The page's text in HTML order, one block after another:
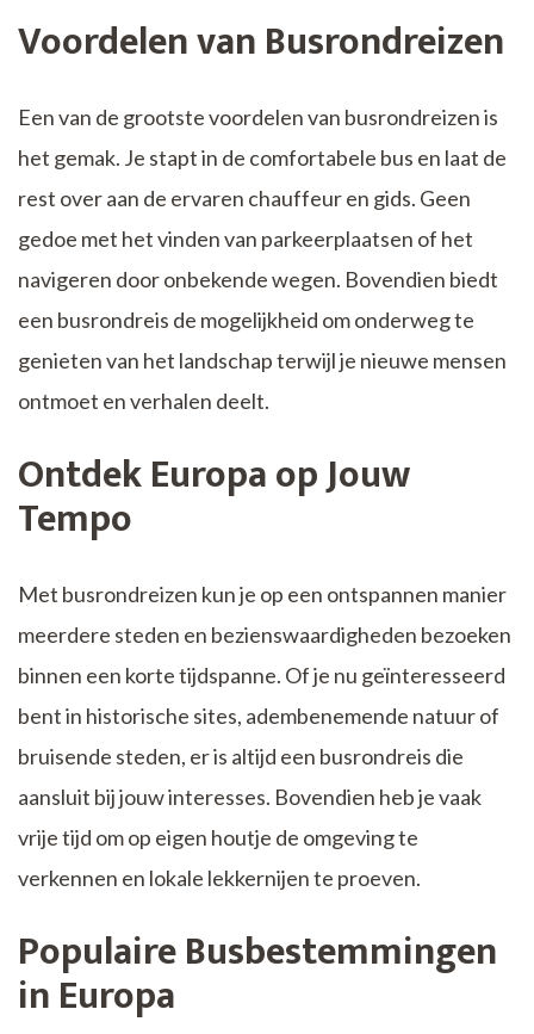
Voordelen van Busrondreizen
Een van de grootste voordelen van busrondreizen is
het gemak. Je stapt in de comfortabele bus en laat de
rest over aan de ervaren chauffeur en gids. Geen
gedoe met het vinden van parkeerplaatsen of het
navigeren door onbekende wegen. Bovendien biedt
een busrondreis de mogelijkheid om onderweg te
genieten van het landschap terwijl je nieuwe mensen
ontmoet en verhalen deelt.
Ontdek Europa op Jouw
Tempo
Met busrondreizen kun je op een ontspannen manier
meerdere steden en bezienswaardigheden bezoeken
binnen een korte tijdspanne. Of je nu geïnteresseerd
bent in historische sites, adembenemende natuur of
bruisende steden, er is altijd een busrondreis die
aansluit bij jouw interesses. Bovendien heb je vaak
vrije tijd om op eigen houtje de omgeving te
verkennen en lokale lekkernijen te proeven.
Populaire Busbestemmingen
in Europa